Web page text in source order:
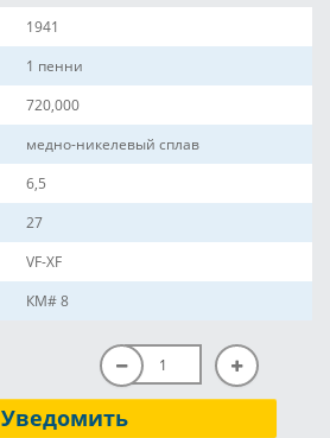
1941
1 пенни
720,000
медно-никелевый сплав
6,5
27
VF-XF
КМ# 8
Уведомить